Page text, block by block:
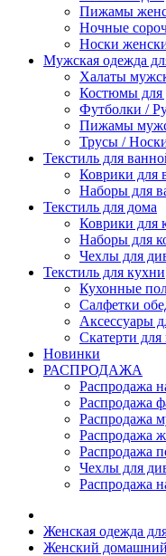
Пижамы
Ночные
Носки
Мужская одежда
Халаты
Костюмы для
Футболки /
Пижамы
Трусы /
Текстиль для
Коврики для
Наборы для
Текстиль для дома
Коврики для
Наборы для
Чехлы для
Текстиль для кухни
Кухонные
Салфетки
Аксессуары
Скатерти для
Новинки
РАСПРОДАЖА
Распродажа
Распродажа
Распродажа
Распродажа
Распродажа
Чехлы для
Распродажа
Женская одежда
Женский